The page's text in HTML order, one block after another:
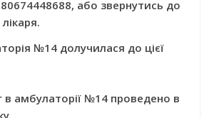
або звернутись до
№14 долучилася до цієї
в амбулаторії №14 проведено в